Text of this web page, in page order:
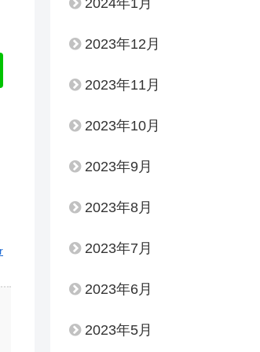
2024年1月
2023年12月
2023年11月
2023年10月
2023年9月
2023年8月
2023年7月
2023年6月
2023年5月